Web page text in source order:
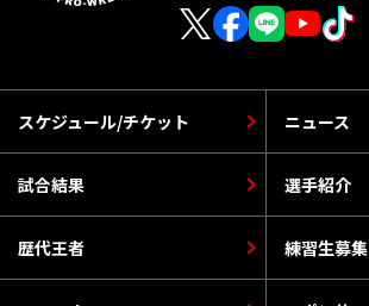
スケジュール/チケット
選手紹介
ニュース
歴代王者
試合結果
練習生募集